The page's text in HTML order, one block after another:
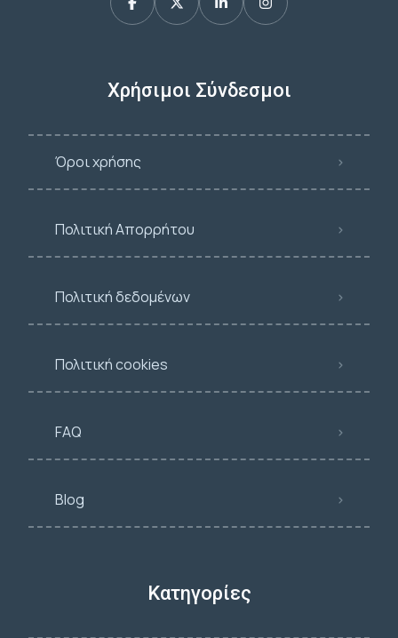
Χρήσιμοι Σύνδεσμοι
Όροι χρήσης
Πολιτική Απορρήτου
Πολιτική δεδομένων
Πολιτική cookies
FAQ
Blog
Κατηγορίες